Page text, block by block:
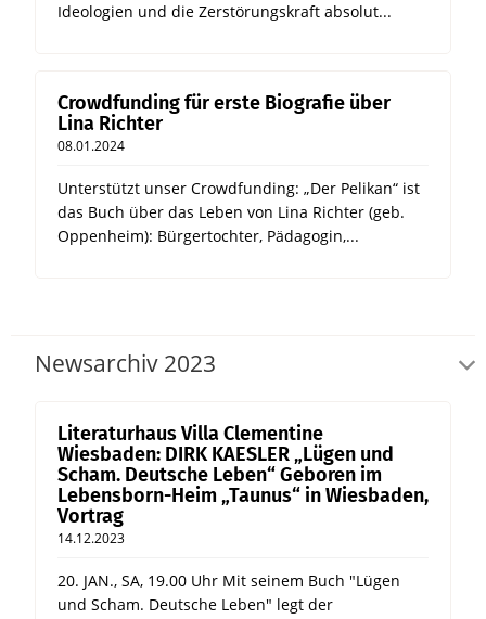
Ideologien und die Zerstörungskraft absolut...
Crowdfunding für erste Biografie über
Lina Richter
08.01.2024
Unterstützt unser Crowdfunding: „Der Pelikan“ ist
das Buch über das Leben von Lina Richter (geb.
Oppenheim): Bürgertochter, Pädagogin,...
Newsarchiv 2023
Literaturhaus Villa Clementine
Wiesbaden: DIRK KAESLER „Lügen und
Scham. Deutsche Leben“ Geboren im
Lebensborn-Heim „Taunus“ in Wiesbaden,
Vortrag
14.12.2023
20. JAN., SA, 19.00 Uhr Mit seinem Buch "Lügen
und Scham. Deutsche Leben" legt der